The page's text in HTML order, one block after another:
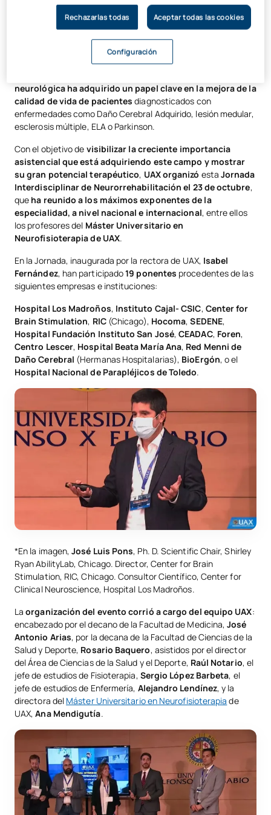
que se encontraban estudiantes de UAX y representantes de
los hospitales y empresas más punteras en esta área.
más de 7,5 millones de personas
total de la población)sufren algún tipo de enfermedad
neurológica ha adquirido un papel clave en la mejora de la
calidad de vida de pacientes diagnosticados con
enfermedades como Daño Cerebral Adquirido, lesión medular,
esclerosis múltiple, ELA o Parkinson.
Con el objetivo de visibilizar la creciente importancia
asistencial que está adquiriendo este campo y mostrar
su gran potencial terapéutico, UAXorganizó esta Jornada
Interdisciplinar de Neurorrehabilitación el 23 de octubre,
que ha reunido a los máximos exponentes de la
especialidad, a nivel nacional e internacional, entre ellos
los profesores del Máster Universitario en
Neurofisioterapia de UAX.
En la Jornada, inaugurada por la rectora de UAX, Isabel
Fernández, han participado19 ponentes procedentes de las
siguientes empresas e instituciones:
Hospital Los Madroños, Instituto Cajal- CSIC, Center for
Brain Stimulation, RIC(Chicago), Hocoma,SEDENE,
Hospital Fundación Instituto San José,CEADAC, Foren,
Centro Lescer, Hospital Beata María Ana, Red Menni de
Daño Cerebral (Hermanas Hospitalarias), BioErgón, o el
Hospital Nacional de Parapléjicos de Toledo.
*En la imagen,José Luis Pons, Ph. D. Scientific Chair, Shirley
Ryan AbilityLab, Chicago. Director, Center for Brain
Stimulation, RIC, Chicago. Consultor Científico, Center for
Clinical Neuroscience, Hospital Los Madroños.
Laorganización del evento corrió a cargo del equipo UAX:
encabezado por el decano de la Facultad de Medicina,José
Antonio Arias, por la decana de la Facultad de Ciencias de la
Salud y Deporte, Rosario Baquero, asistidos por el director
del Área de Ciencias de la Salud y el Deporte, Raúl Notario, el
jefe de estudios de Fisioterapia, Sergio López Barbeta, el
jefe de estudios de Enfermería, Alejandro Lendínez, y la
directora del Máster Universitario en Neurofisioterapia de
UAX,Ana Mendigutía.
Rechazarlas todas Aceptar todas las cookies
Configuración